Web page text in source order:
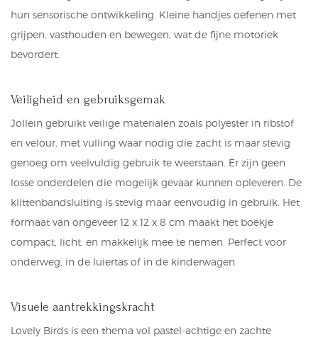
hun sensorische ontwikkeling. Kleine handjes oefenen met
grijpen, vasthouden en bewegen, wat de fijne motoriek
bevordert.
Veiligheid en gebruiksgemak
Jollein gebruikt veilige materialen zoals polyester in ribstof
en velour, met vulling waar nodig die zacht is maar stevig
genoeg om veelvuldig gebruik te weerstaan. Er zijn geen
losse onderdelen die mogelijk gevaar kunnen opleveren. De
klittenbandsluiting is stevig maar eenvoudig in gebruik. Het
formaat van ongeveer 12 x 12 x 8 cm maakt het boekje
compact, licht, en makkelijk mee te nemen. Perfect voor
onderweg, in de luiertas of in de kinderwagen.
Visuele aantrekkingskracht
Lovely Birds is een thema vol pastel‑achtige en zachte